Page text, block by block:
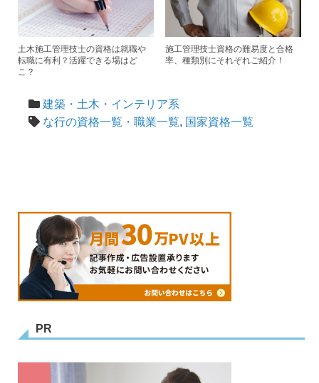
土木施工管理技士の資格は就職や
転職に有利？活躍できる場はど
こ？
施工管理技士資格の難易度と合格
率、種類別にそれぞれご紹介！
建築・土木・インテリア系
な行の資格一覧・職業一覧, 国家資格一覧
PR